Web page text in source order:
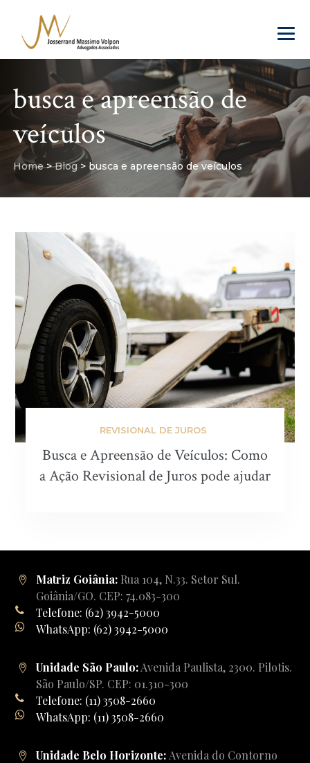
busca e apreensão de
veículos
Home >Blog > busca e apreensão de veículos
REVISIONAL DE JUROS
Busca e Apreensão de Veículos: Como
a Ação Revisional de Juros pode ajudar
Matriz Goiânia:Rua 104, N.33. Setor Sul.
Goiânia/GO. CEP: 74.083-300
Telefone: (62) 3942-5000
WhatsApp: (62) 3942-5000
Unidade São Paulo:Avenida Paulista, 2300. Pilotis.
São Paulo/SP. CEP: 01.310-300
Telefone: (11) 3508-2660
WhatsApp: (11) 3508-2660
Unidade Belo Horizonte: Avenida do Contorno